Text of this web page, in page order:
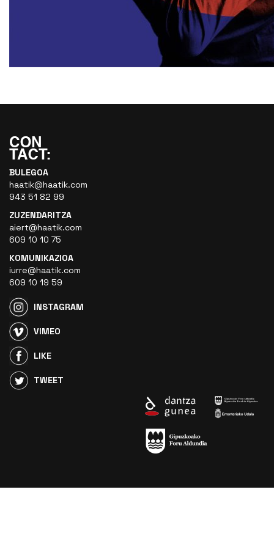
BULEGOA
haatik@haatik.com
943 51 82 99
ZUZENDARITZA
aiert@haatik.com
609 10 10 75
KOMUNIKAZIOA
iurre@haatik.com
609 10 19 59
INSTAGRAM
VIMEO
LIKE
TWEET